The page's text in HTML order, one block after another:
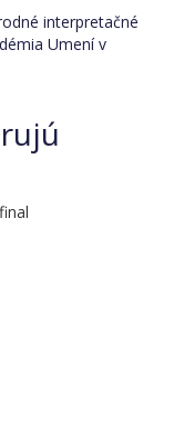
interpretačné
Umení v